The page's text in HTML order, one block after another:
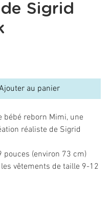
Sigrid
au panier
bébé reborn Mimi, une
réaliste de Sigrid
pouces (environ 73 cm)
vêtements de taille 9-12